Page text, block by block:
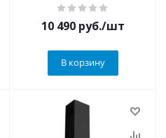
10 490 руб./шт
В корзину